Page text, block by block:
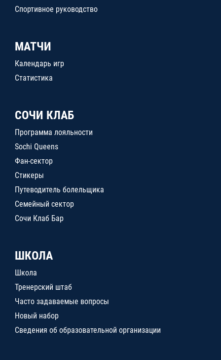
Спортивное руководство
МАТЧИ
Календарь игр
Статистика
СОЧИ КЛАБ
Программа лояльности
Sochi Queens
Фан-сектор
Стикеры
Путеводитель болельщика
Семейный сектор
Сочи Клаб Бар
ШКОЛА
Школа
Тренерский штаб
Часто задаваемые вопросы
Новый набор
Сведения об образовательной организации